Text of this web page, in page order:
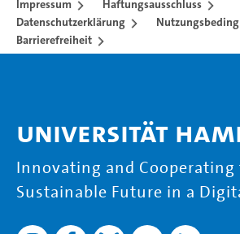
Impressum
Haftungsausschluss
Datenschutzerklärung
Barrierefreiheit
Universität
Innovating and Cooperating
Sustainable Future in a